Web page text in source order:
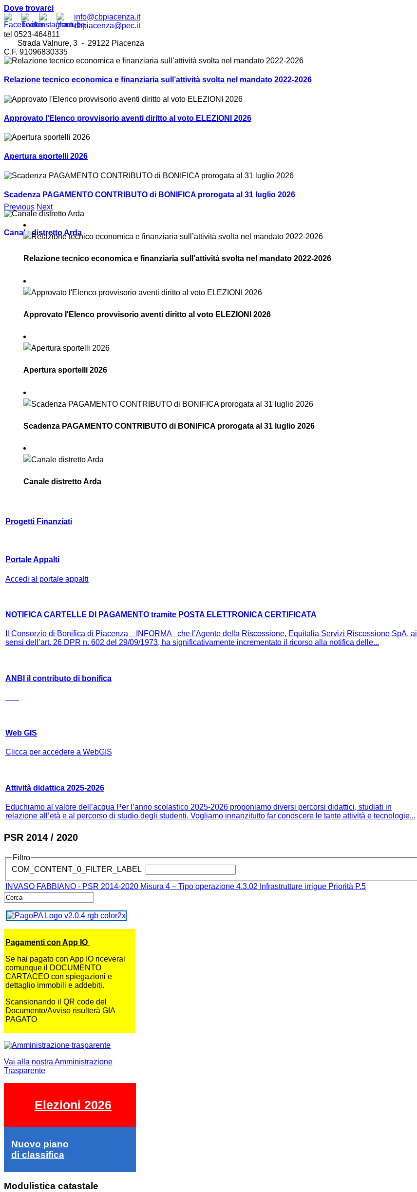
Dove trovarci
info@cbpiacenza.it
cbpiacenza@pec.it
tel 0523-464811
Strada Valnure, 3 - 29122 Piacenza
C.F. 91096830335
Relazione tecnico economica e finanziaria sull’attività svolta nel mandato 2022-2026
Approvato l'Elenco provvisorio aventi diritto al voto ELEZIONI 2026
Apertura sportelli 2026
Scadenza PAGAMENTO CONTRIBUTO di BONIFICA prorogata al 31 luglio 2026
Canale distretto Arda
Previous Next
Relazione tecnico economica e finanziaria sull’attività svolta nel mandato 2022-2026
Approvato l'Elenco provvisorio aventi diritto al voto ELEZIONI 2026
Apertura sportelli 2026
Scadenza PAGAMENTO CONTRIBUTO di BONIFICA prorogata al 31 luglio 2026
Canale distretto Arda
Progetti Finanziati
Portale Appalti
Accedi al portale appalti
NOTIFICA CARTELLE DI PAGAMENTO tramite POSTA ELETTRONICA CERTIFICATA
Il Consorzio di Bonifica di Piacenza INFORMA che l’Agente della Riscossione, Equitalia Servizi Riscossione SpA, ai
sensi dell’art. 26 DPR n. 602 del 29/09/1973, ha significativamente incrementato il ricorso alla notifica delle...
ANBI il contributo di bonifica
Web GIS
Clicca per accedere a WebGIS
Attività didattica 2025-2026
Educhiamo al valore dell’acqua Per l’anno scolastico 2025-2026 proponiamo diversi percorsi didattici, studiati in
relazione all’età e al percorso di studio degli studenti. Vogliamo innanzitutto far conoscere le tante attività e tecnologie...
PSR 2014 / 2020
Filtro
COM_CONTENT_0_FILTER_LABEL
INVASO FABBIANO - PSR 2014-2020 Misura 4 – Tipo operazione 4.3.02 Infrastrutture irrigue Priorità P.5
Pagamenti con App IO
Se hai pagato con App IO riceverai
comunque il DOCUMENTO
CARTACEO con spiegazioni e
dettaglio immobili e addebiti.
Scansionando il QR code del
Documento/Avviso risulterà GIA
PAGATO
Vai alla nostra Amministrazione
Trasparente
Elezioni 2026
Nuovo piano
di classifica
Modulistica catastale